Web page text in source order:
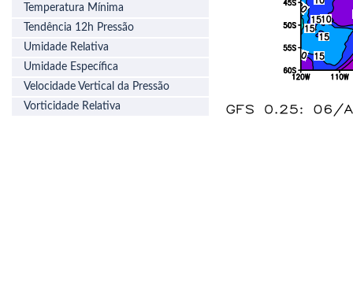
Temperatura Mínima
Tendência 12h Pressão
Umidade Relativa
Umidade Específica
Velocidade Vertical da Pressão
Vorticidade Relativa